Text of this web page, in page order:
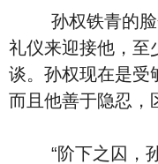
孙权铁青的脸
礼仪来迎接他，至
谈。孙权现在是受
而且他善于隐忍，
“阶下之囚，孙